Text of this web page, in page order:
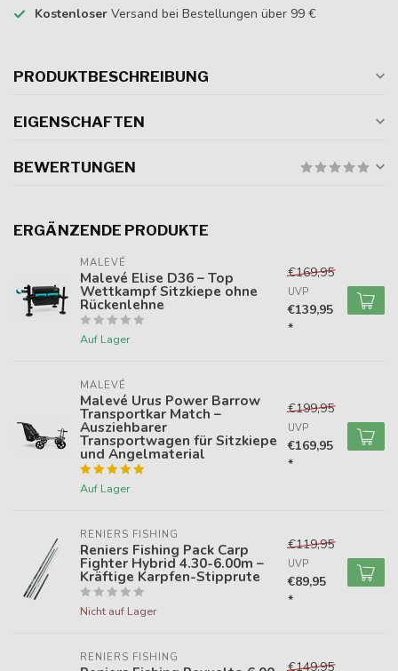
Kostenloser Versand bei Bestellungen über 99 €
PRODUKTBESCHREIBUNG
EIGENSCHAFTEN
BEWERTUNGEN
ERGÄNZENDE PRODUKTE
MALEVÉ
Malevé Elise D36 – Top
Wettkampf Sitzkiepe ohne
Rückenlehne
Auf Lager
€169,95
UVP
€139,95
*
MALEVÉ
Malevé Urus Power Barrow
Transportkar Match –
Ausziehbarer
Transportwagen für Sitzkiepe
und Angelmaterial
Auf Lager
€199,95
UVP
€169,95
*
RENIERS FISHING
Reniers Fishing Pack Carp
Fighter Hybrid 4.30-6.00m –
Kräftige Karpfen-Stipprute
Nicht auf Lager
€119,95
UVP
€89,95
*
RENIERS FISHING
€149,95